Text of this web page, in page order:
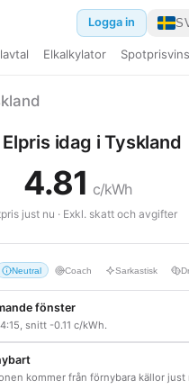
Elkalkylator
Logga in
Elpris idag i Tyskland
4.81 c/kWh
just nu · Exkl. skatt och avgifter
Neutral Coach Sarkastisk
fönster
snitt -0.11 c/kWh.
kommer från förnybara källor just